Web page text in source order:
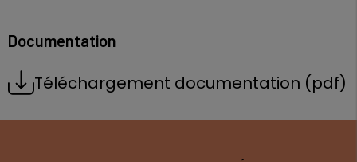
Documentation
Téléchargement documentation (pdf)